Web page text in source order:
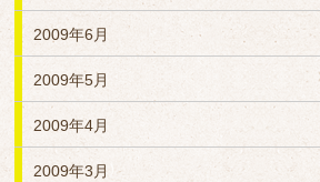
2009年6月
2009年5月
2009年4月
2009年3月